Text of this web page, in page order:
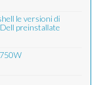
le versioni di
preinstallate